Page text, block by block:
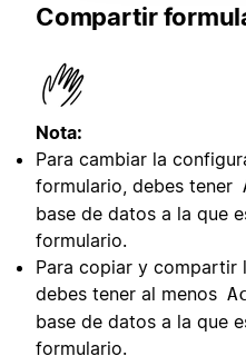
Compartir
Nota:
Para cambiar la
formulario, debes tener
base de datos a la que
formulario.
Para copiar y compartir
debes tener al menos
base de datos a la que
formulario.